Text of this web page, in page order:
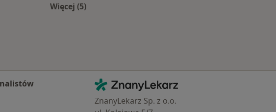
Więcej (5)
Kontakt
ZnanyLekarz - Strona główna
ZnanyLekarz Sp. z o.o.